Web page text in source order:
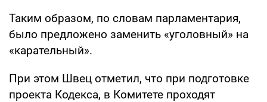
Таким образом, по словам парламентария,
было предложено заменить «уголовный» на
«карательный».
При этом Швец отметил, что при подготовке
проекта Кодекса, в Комитете проходят